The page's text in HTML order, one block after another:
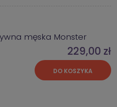
męska Monster
229,00 zł
DO KOSZYKA